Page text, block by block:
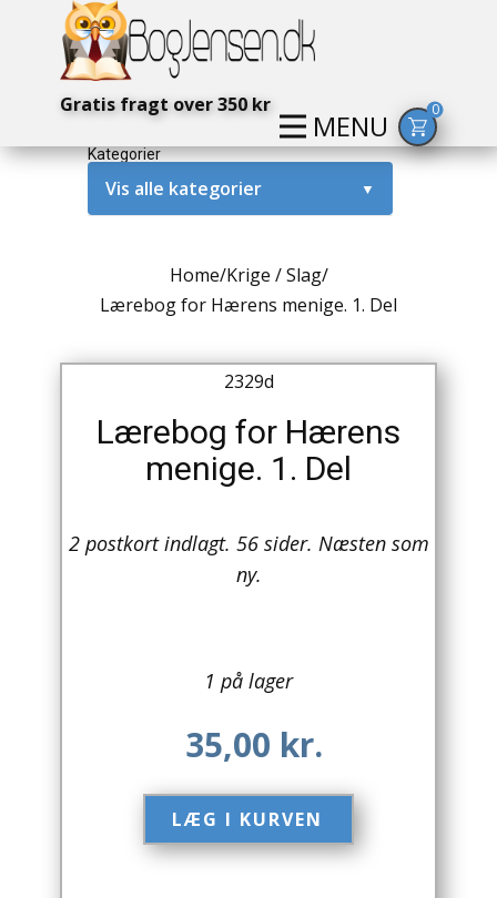
MENU
Gratis fragt over 350 kr 0
Kategorier
Vis alle kategorier ▼
Amerika / USA
Antikke / Specielle Bøger
Antikviteter
Arkitektur
Biografier / Erindringer
Børn / Unge
Børnebøger
Bryggerier
Home/Krige / Slag/
Lærebog for Hærens menige. 1. Del
2329d
Lærebog for Hærens
menige. 1. Del
2 postkort indlagt. 56 sider. Næsten som
ny.
1 på lager
35,00 kr.
LÆG I KURVEN​